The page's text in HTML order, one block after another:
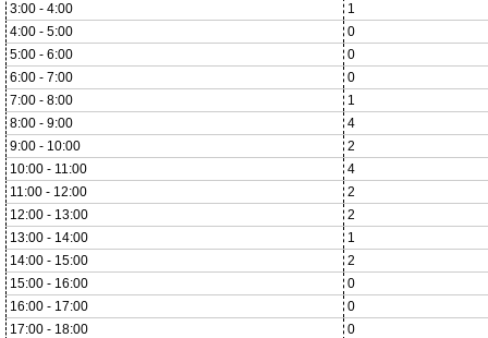
3:00 - 4:00
1
4:00 - 5:00
0
5:00 - 6:00
0
6:00 - 7:00
0
7:00 - 8:00
1
8:00 - 9:00
4
9:00 - 10:00
2
10:00 - 11:00
4
11:00 - 12:00
2
12:00 - 13:00
2
13:00 - 14:00
1
14:00 - 15:00
2
15:00 - 16:00
0
16:00 - 17:00
0
17:00 - 18:00
0